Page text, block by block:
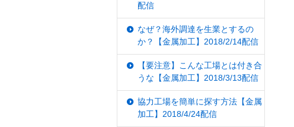
配信
なぜ？海外調達を生業とするの
か？【金属加工】2018/2/14配信
【要注意】こんな工場とは付き合
うな【金属加工】2018/3/13配信
協力工場を簡単に探す方法【金属
加工】2018/4/24配信